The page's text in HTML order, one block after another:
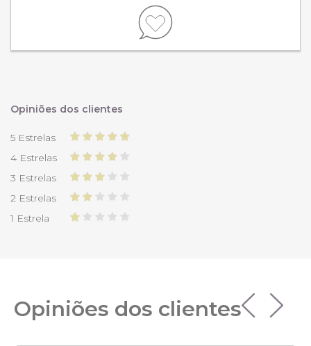
Opiniões dos clientes
5 Estrelas
4 Estrelas
3 Estrelas
2 Estrelas
1 Estrela
Opiniões dos clientes